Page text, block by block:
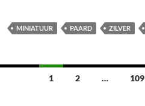
MINIATUUR PAARD ZILVER
Berichtennavigatie
1 2 … 109